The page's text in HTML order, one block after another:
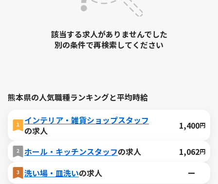
該当する求人がありませんでした
別の条件で再検索してください
熊本県の人気職種ランキングと平均時給
インテリア・雑貨ショップスタッフ
の求人
1,400円
ホール・キッチンスタッフの求人 1,062円
洗い場・皿洗いの求人
ー